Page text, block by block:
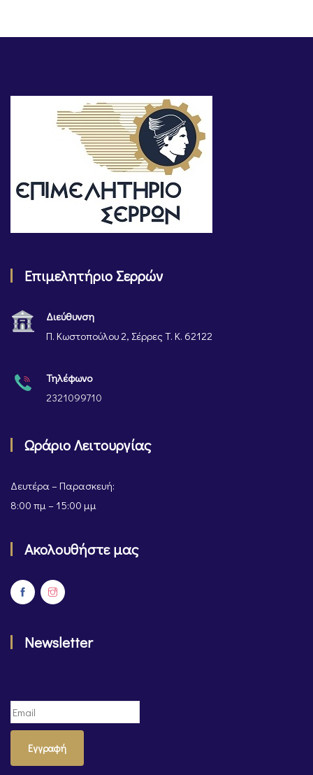
Επιμελητήριο Σερρών
Διεύθυνση
Π. Κωστοπούλου 2, Σέρρες Τ. Κ. 62122
Τηλέφωνο
2321099710
Ωράριο Λειτουργίας
Δευτέρα – Παρασκευή:
8:00 πμ – 15:00 μμ
Ακολουθήστε μας
Newsletter
Εγγραφή